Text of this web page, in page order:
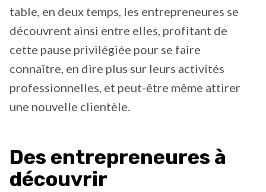
table, en deux temps, les entrepreneures se
découvrent ainsi entre elles, profitant de
cette pause privilégiée pour se faire
connaître, en dire plus sur leurs activités
professionnelles, et peut-être même attirer
une nouvelle clientèle.
Des entrepreneures à
découvrir